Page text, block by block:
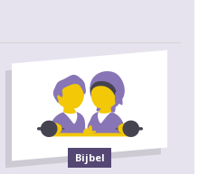
Bijbel